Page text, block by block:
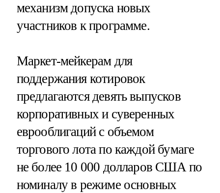
механизм допуска новых
участников к программе.
Маркет-мейкерам для
поддержания котировок
предлагаются девять выпусков
корпоративных и суверенных
еврооблигаций с объемом
торгового лота по каждой бумаге
не более 10 000 долларов США по
номиналу в режиме основных